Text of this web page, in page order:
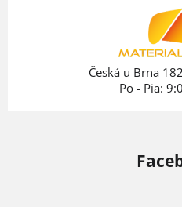
Česká u Brna
Po - Pia: